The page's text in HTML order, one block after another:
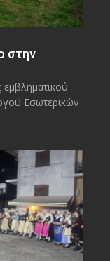
στην
εμβληματικού
Εσωτερικών